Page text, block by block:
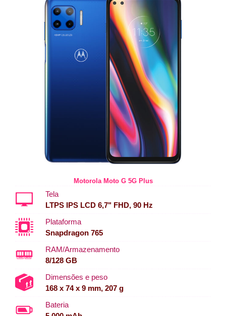
Motorola Moto G 5G Plus
Tela
LTPS IPS LCD 6,7" FHD, 90 Hz
Plataforma
Snapdragon 765
RAM/Armazenamento
8/128 GB
Dimensões e peso
168 x 74 x 9 mm, 207 g
Bateria